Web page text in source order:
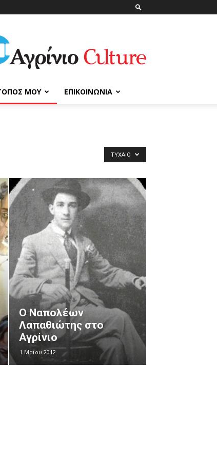
ΜΟΥ ΕΠΙΚΟΙΝΩΝΊΑ
ΤΥΧΑΊΟ
Ο Ναπολέων
Λαπαθιώτης στο
Αγρίνιο
1 Μαΐου 2012